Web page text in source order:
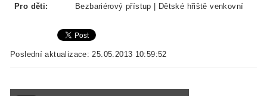
Pro děti:
Bezbariérový přístup | Dětské hřiště venkovní
Poslední aktualizace: 25.05.2013 10:59:52